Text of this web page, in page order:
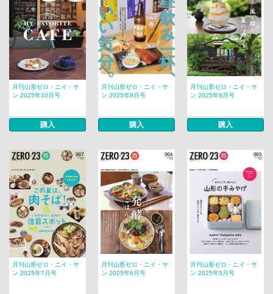
月刊山形ゼロ・ニイ・サ
ン 2025年10月号
購入
月刊山形ゼロ・ニイ・サ
ン 2025年9月号
購入
月刊山形ゼロ・ニイ・サ
ン 2025年8月号
購入
月刊山形ゼロ・ニイ・サ
ン 2025年7月号
月刊山形ゼロ・ニイ・サ
ン 2025年6月号
月刊山形ゼロ・ニイ・サ
ン 2025年5月号